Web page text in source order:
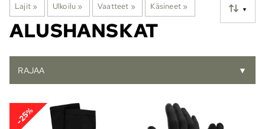
Lajit ‪» Ulkoilu ‪» Vaatteet ‪» Käsineet ‪» ▼
ALUSHANSKAT
RAJAA ▼
-25%